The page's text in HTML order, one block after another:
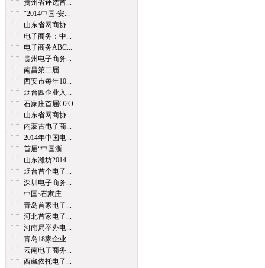
贵州省评选首...
“2014中国·安...
山东省网商协...
电子商务：中...
电子商务ABC...
贵州电子商务...
南昌第二届...
西安市每年10...
烟台四企业入...
石家庄首届O2O...
山东省网商协...
内蒙古电子商...
2014年中国电...
首届“中国浙...
山东潍坊2014...
烟台首个电子...
深圳电子商务...
中国·石家庄...
青岛首家电子...
河北首家电子...
河南局举办电...
青岛18家企业...
云南电子商务...
西藏依托电子...